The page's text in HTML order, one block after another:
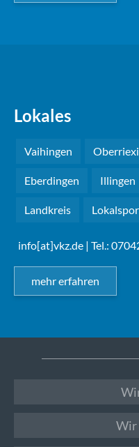
Lokales
Vaihingen
Eberdingen Illingen
Landkreis
info[at]vkz.de | Tel.:
mehr erfahren
Wir